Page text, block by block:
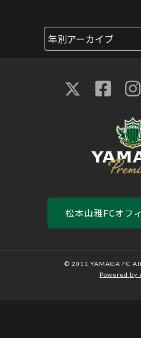
松本山雅FCオフ
© 2011 YAMAGA FC
Powered by